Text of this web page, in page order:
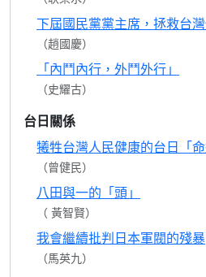
下屆國民黨黨主席，拯救台灣
（趙國慶）
「內鬥內行，外鬥外行」
（史耀古）
台日關係
犧牲台灣人民健康的台日「命
（曾健民）
八田與一的「頭」
（ 黃智賢）
我會繼續批判日本軍閥的殘暴
（馬英九）